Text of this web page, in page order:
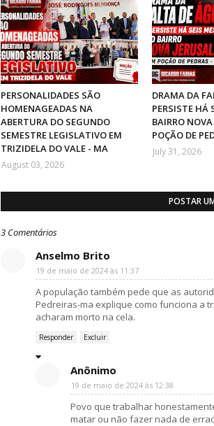
PERSONALIDADES SÃO
HOMENAGEADAS NA
ABERTURA DO SEGUNDO
SEMESTRE LEGISLATIVO EM
TRIZIDELA DO VALE - MA
August 03, 2026
DRAMA DA
PERSISTE HÁ
BAIRRO
POÇÃO DE
July 31, 2026
POSTAR
3 Comentários
Anselmo Brito
19 de maio de 2024 às 11:37
A população também pede que as
Pedreiras-ma explique como funciona a
acharam morto na cela.
Responder Excluir
Anônimo
19 de maio de 2024 às 12:38
Povo que trabalhar
matar ou não fazer nada de